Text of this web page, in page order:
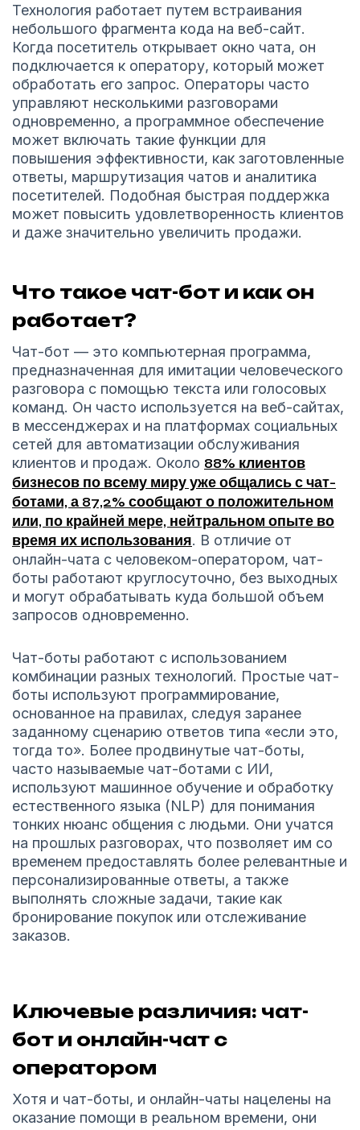
Технология работает путем встраивания
небольшого фрагмента кода на веб-сайт.
Когда посетитель открывает окно чата, он
подключается к оператору, который может
обработать его запрос. Операторы часто
управляют несколькими разговорами
одновременно, а программное обеспечение
может включать такие функции для
повышения эффективности, как заготовленные
ответы, маршрутизация чатов и аналитика
посетителей. Подобная быстрая поддержка
может повысить удовлетворенность клиентов
и даже значительно увеличить продажи.
Что такое чат-бот и как он
работает?
Чат-бот — это компьютерная программа,
предназначенная для имитации человеческого
разговора с помощью текста или голосовых
команд. Он часто используется на веб-сайтах,
в мессенджерах и на платформах социальных
сетей для автоматизации обслуживания
клиентов и продаж. Около 88% клиентов
бизнесов по всему миру уже общались с чат-
ботами, а 87,2% сообщают о положительном
или, по крайней мере, нейтральном опыте во
время их использования. В отличие от
онлайн-чата с человеком-оператором, чат-
боты работают круглосуточно, без выходных
и могут обрабатывать куда большой объем
запросов одновременно.
Чат-боты работают с использованием
комбинации разных технологий. Простые чат-
боты используют программирование,
основанное на правилах, следуя заранее
заданному сценарию ответов типа «если это,
тогда то». Более продвинутые чат-боты,
часто называемые чат-ботами с ИИ,
используют машинное обучение и обработку
естественного языка (NLP) для понимания
тонких нюанс общения с людьми. Они учатся
на прошлых разговорах, что позволяет им со
временем предоставлять более релевантные и
персонализированные ответы, а также
выполнять сложные задачи, такие как
бронирование покупок или отслеживание
заказов.
Ключевые различия: чат-
бот и онлайн-чат с
оператором
Хотя и чат-боты, и онлайн-чаты нацелены на
оказание помощи в реальном времени, они